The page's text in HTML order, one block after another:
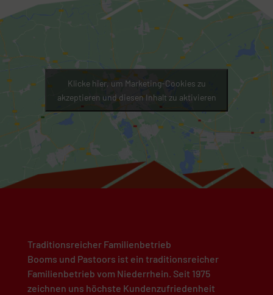
Klicke hier, um Marketing-Cookies zu
akzeptieren und diesen Inhalt zu aktivieren
Traditionsreicher Familienbetrieb
Booms und Pastoors ist ein traditionsreicher
Familienbetrieb vom Niederrhein. Seit 1975
zeichnen uns höchste Kundenzufriedenheit